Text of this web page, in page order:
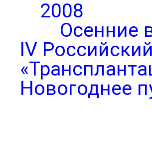
2008
Осенние
IV
Новогоднее